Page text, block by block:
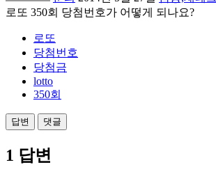
로또 350회 당첨번호가 어떻게 되나요?
로또
당첨번호
당첨금
lotto
350회
1 답변